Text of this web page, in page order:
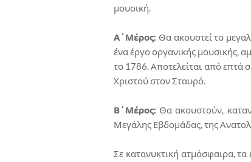
μουσική.
Α΄Μέρος: Θα ακουστεί το
ένα έργο οργανικής μουσικής,
το 1786. Αποτελείται από επτά
Χριστού στον Σταυρό.
Β΄Μέρος: Θα ακουστούν,
Μεγάλης Εβδομάδας, της
Σε κατανυκτική ατμόσφαιρα,